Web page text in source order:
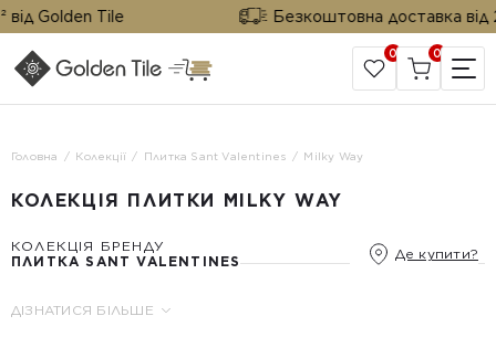
Golden Tile Безкоштовна доставка від
САЙТ КОМПАНІЇ
0 0
Головна Колекції Плитка Sant Valentines Milky Way
КОЛЕКЦІЯ ПЛИТКИ MILKY WAY
КОЛЕКЦІЯ БРЕНДУ
ПЛИТКА SANT VALENTINES
Де купити?
ДІЗНАТИСЯ БІЛЬШЕ